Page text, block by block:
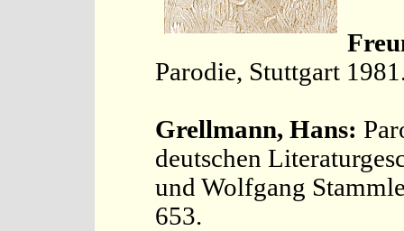
Parodie, Stuttgart
Grellmann, Hans:
deutschen
und Wolfgang
653.